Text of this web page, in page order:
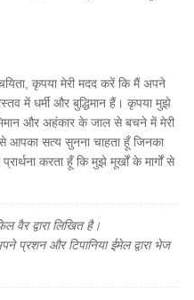
कृपया मेरी मदद करें कि मैं अपने
में धर्मी और बुद्धिमान हैं। कृपया मुझे
और अहंकार के जाल से बचने में मेरी
आपका सत्य सुनना चाहता हूँ जिनका
करता हूँ कि मुझे मूर्खों के मार्गों से
वैर द्वारा लिखित है।
प्रशन और टिपानिया ईमेल द्वारा भेज